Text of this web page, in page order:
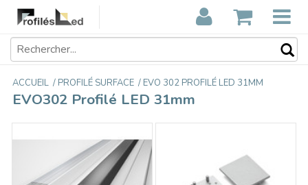
ACCUEIL / PROFILÉ SURFACE / EVO 302 PROFILÉ LED 31MM
EVO302 Profilé LED 31mm